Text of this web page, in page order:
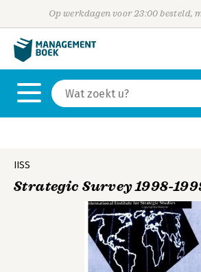
Op werkdagen voor 23:00 besteld,
IISS
Strategic Survey 1998-